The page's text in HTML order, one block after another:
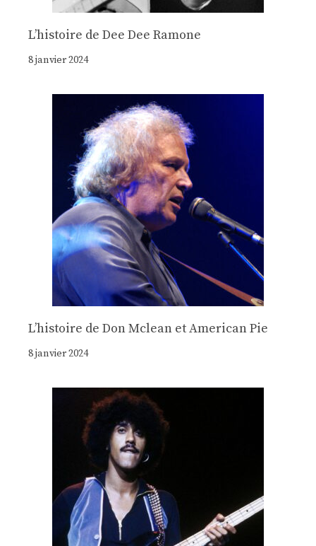
Lʼhistoire de Dee Dee Ramone
8 janvier 2024
Lʼhistoire de Don Mclean et American Pie
8 janvier 2024